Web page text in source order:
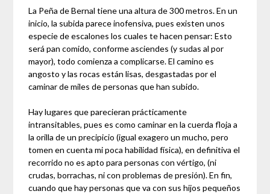
La Peña de Bernal tiene una altura de 300 metros. En un
inicio, la subida parece inofensiva, pues existen unos
especie de escalones los cuales te hacen pensar: Esto
será pan comido, conforme asciendes (y sudas al por
mayor), todo comienza a complicarse. El camino es
angosto y las rocas están lisas, desgastadas por el
caminar de miles de personas que han subido.
Hay lugares que parecieran prácticamente
intransitables, pues es como caminar en la cuerda floja a
la orilla de un precipicio (igual exagero un mucho, pero
tomen en cuenta mi poca habilidad física), en definitiva el
recorrido no es apto para personas con vértigo, (ni
crudas, borrachas, ni con problemas de presión). En fin,
cuando que hay personas que va con sus hijos pequeños